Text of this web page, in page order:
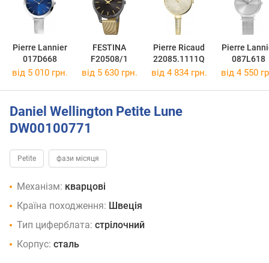
Pierre Lannier
017D668
FESTINA
F20508/1
Pierre Ricaud
22085.1111Q
Pierre
087L618
від 5 010 грн. від 5 630 грн. від 4 834 грн. від 4 550
Daniel Wellington Petite Lune
DW00100771
Petite фази місяця
Механізм: кварцові
Країна походження: Швеція
Тип циферблата: стрілочний
Корпус: сталь